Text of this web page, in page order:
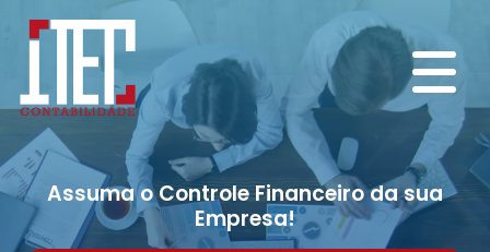
Assuma o Controle Financeiro da sua
Empresa!